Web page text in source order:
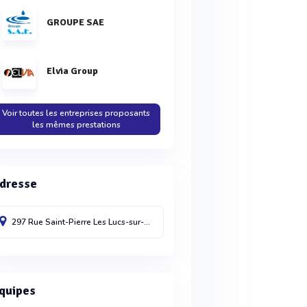
GROUPE SAE
Elvia Group
Voir toutes les entreprises proposants
les mêmes prestations
297 Rue Saint-PierreLes Lucs-sur-Boulogne